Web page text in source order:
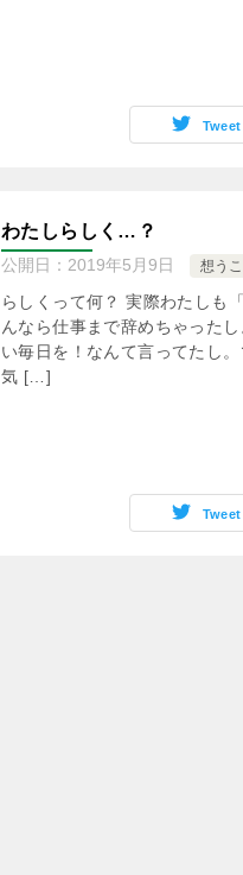
Tweet
わたしらしく…？
公開日： 2019年5月9日 想うこ
らしくって何？ 実際わたしも
んなら仕事まで辞めちゃった
い毎日を！なんて言ってたし
気 […]
Tweet